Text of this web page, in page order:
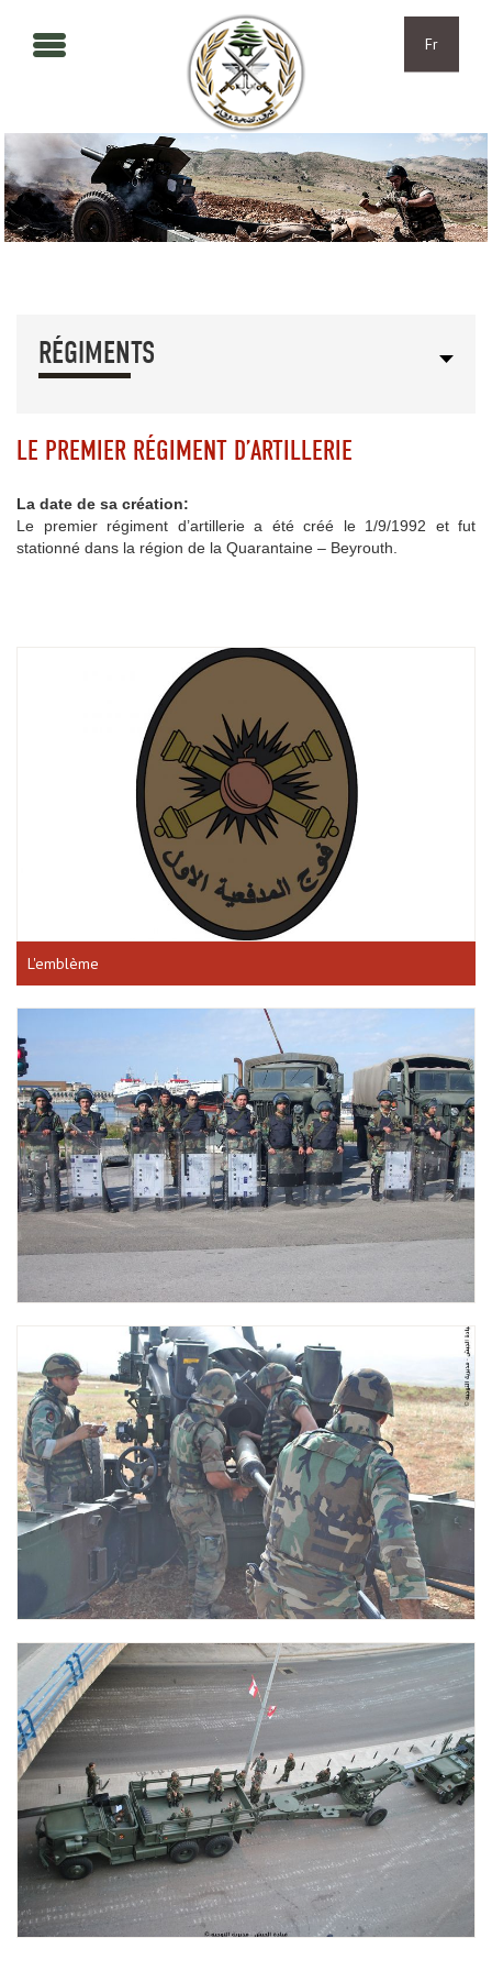
Fr
RÉGIMENTS
LE PREMIER RÉGIMENT D’ARTILLERIE
La date de sa création:
Le premier régiment d’artillerie a été créé le 1/9/1992 et fut
stationné dans la région de la Quarantaine – Beyrouth.
L'emblème